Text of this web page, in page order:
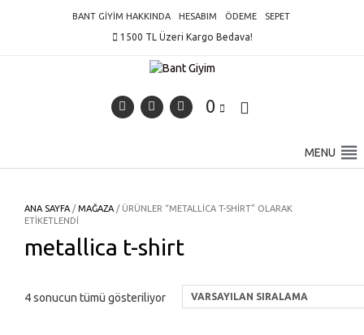
BANT GIYIM HAKKINDA HESABIM ÖDEME SEPET
1500 TL Üzeri Kargo Bedava!
0
MENU
ANA SAYFA /MAĞAZA / ÜRÜNLER “METALLICA T-SHIRT” OLARAK
ETIKETLENDI
metallica t-shirt
4 sonucun tümü gösteriliyor